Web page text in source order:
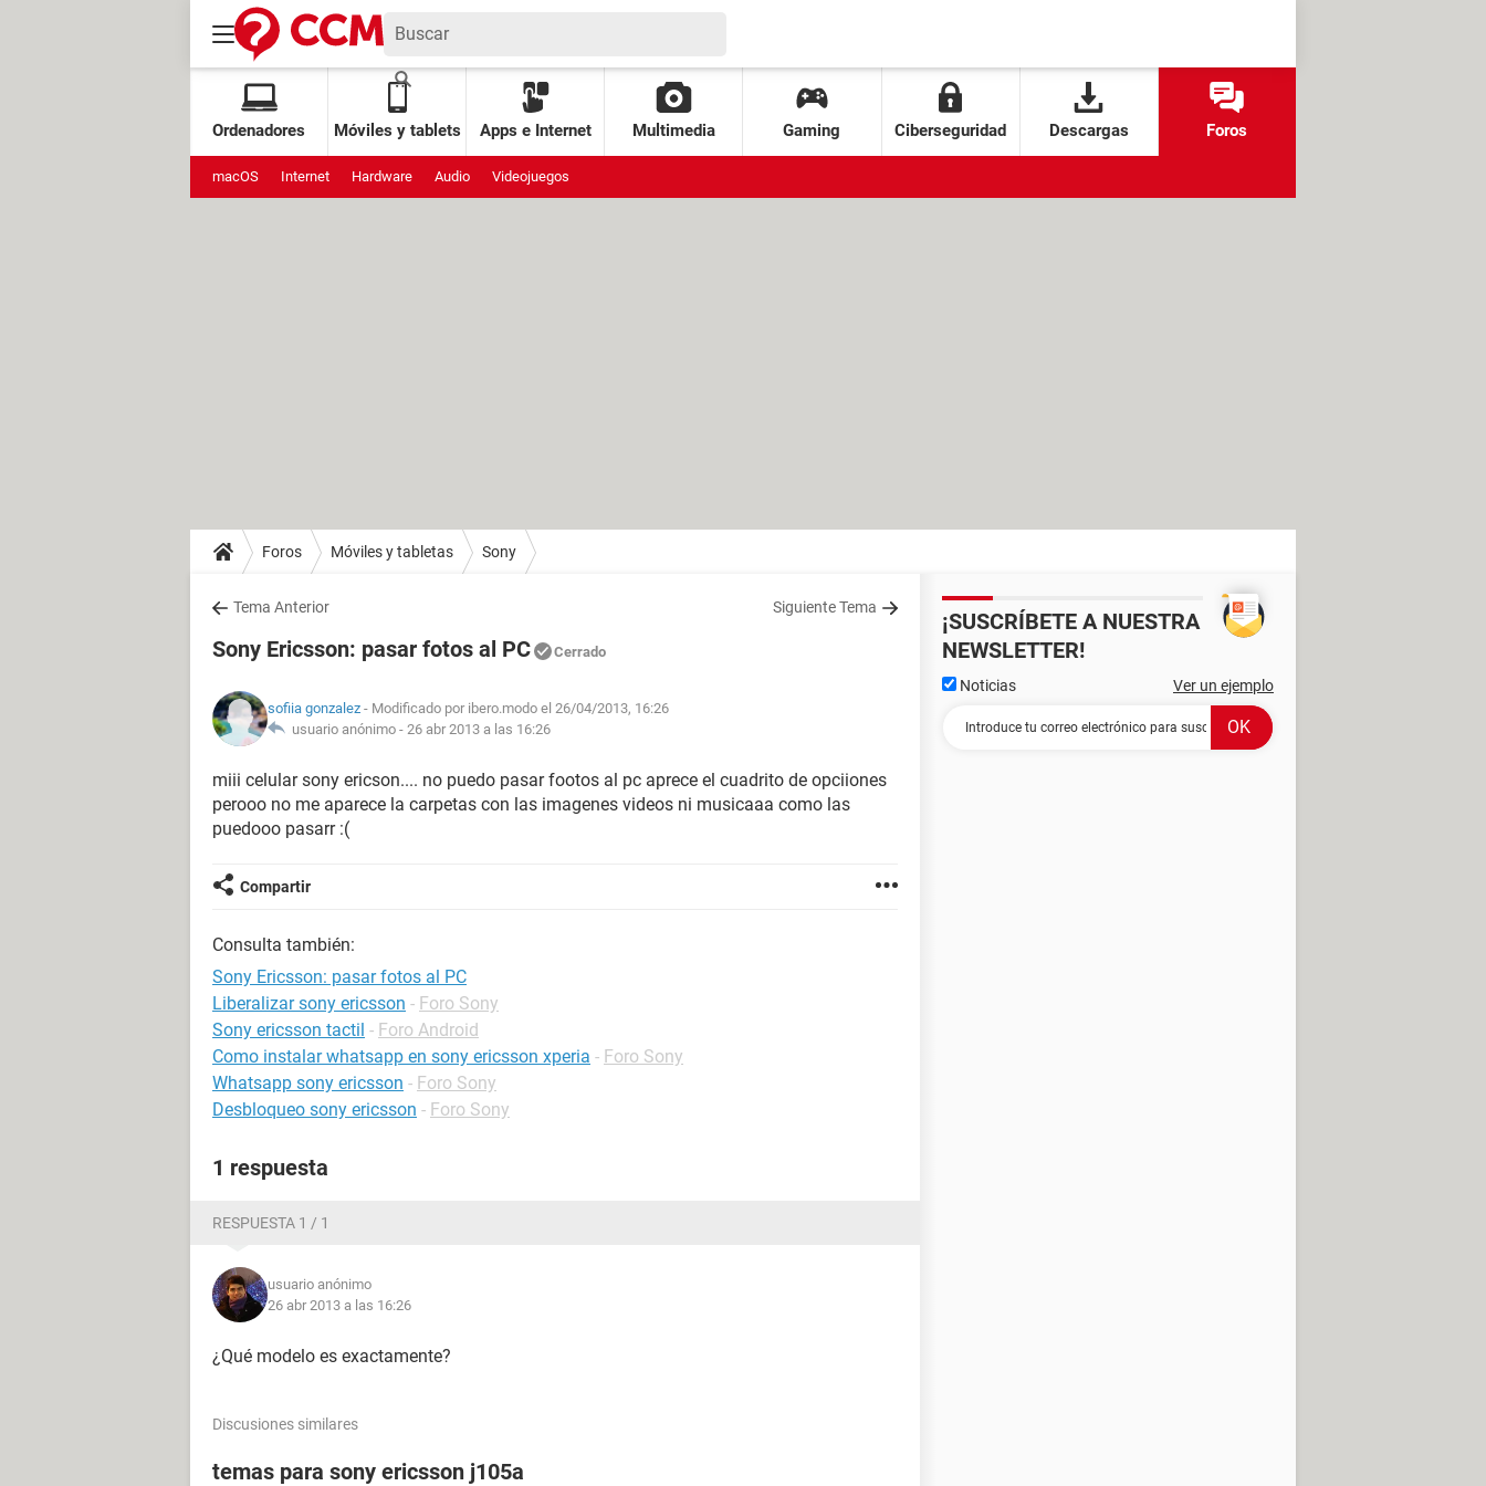
Ordenadores Móviles y tablets Apps e Internet Multimedia Gaming Ciberseguridad Descargas Foros
macOS Internet Hardware Audio Videojuegos
Foros Móviles y tabletas Sony
Tema Anterior Siguiente Tema
Sony Ericsson: pasar fotos al PC Cerrado
sofiia gonzalez - Modificado por ibero.modo el 26/04/2013, 16:26
usuario anónimo - 26 abr 2013 a las 16:26
miii celular sony ericson.... no puedo pasar footos al pc aprece el cuadrito de opciiones
perooo no me aparece la carpetas con las imagenes videos ni musicaaa como las
puedooo pasarr :(
Compartir
Consulta también:
Sony Ericsson: pasar fotos al PC
Liberalizar sony ericsson - Foro Sony
Sony ericsson tactil - Foro Android
Como instalar whatsapp en sony ericsson xperia - Foro Sony
Whatsapp sony ericsson - Foro Sony
Desbloqueo sony ericsson - Foro Sony
1 respuesta
RESPUESTA 1 / 1
usuario anónimo
26 abr 2013 a las 16:26
¿Qué modelo es exactamente?
Discusiones similares
temas para sony ericsson j105a
¡SUSCRÍBETE A NUESTRA
NEWSLETTER!
Noticias Ver un ejemplo